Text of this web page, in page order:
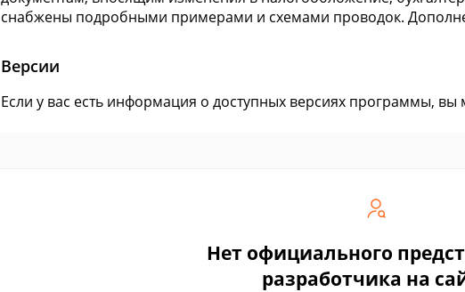
снабжены подробными примерами и схемами проводок.
Версии
Если у вас есть информация о доступных версиях программы,
Нет официального
разработчика на